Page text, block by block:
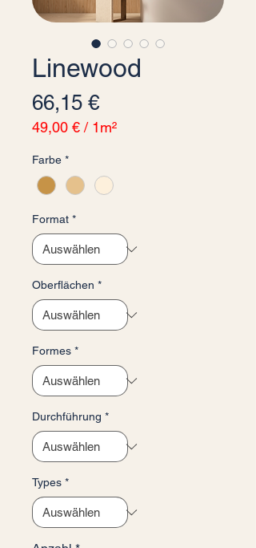
Linewood
66,15 €Preis
49,00 € / 1m²
pro
1
Quadratmeter
Farbe *
Format *
Oberflächen *
Formes *
Durchführung *
Types *